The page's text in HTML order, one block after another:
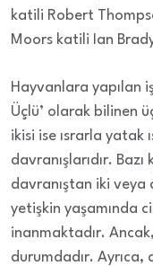
katili Robert
Moors katili Ian
Hayvanlara yapılan
Üçlü’ olarak bilinen
ikisi ise ısrarla yatak
davranışlarıdır.
davranıştan iki veya
yetişkin yaşamında
inanmaktadır. Ancak,
durumdadır. Ayrıca,